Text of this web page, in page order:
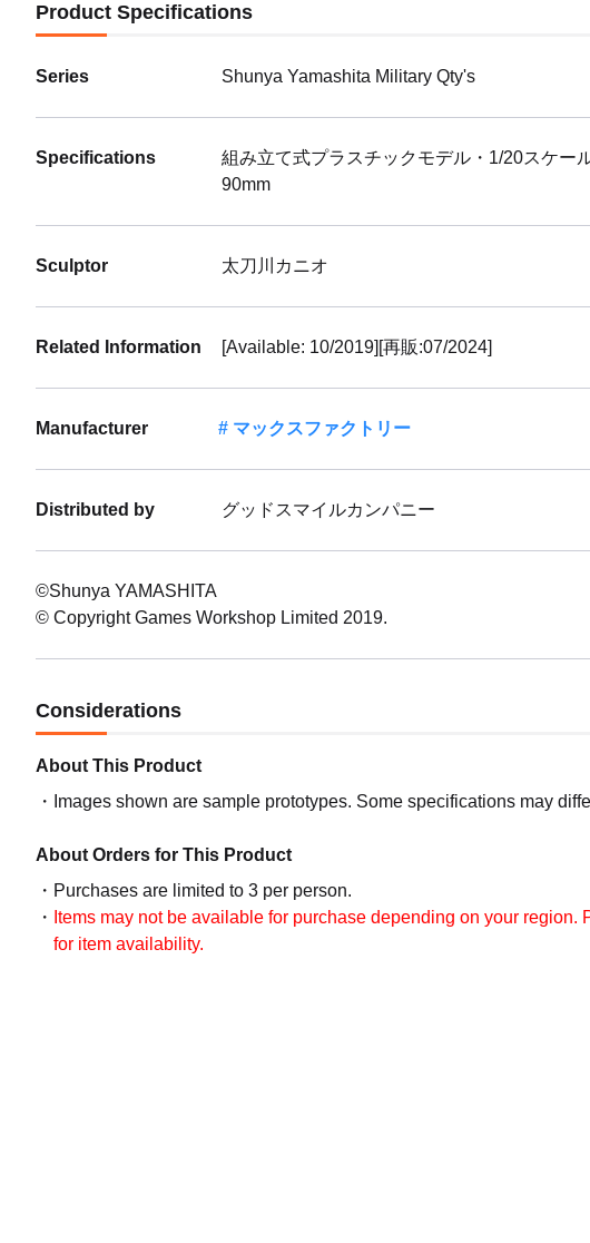
Product Specifications
Series Shunya Yamashita Military Qty's
Specifications
組み立て式プラスチックモデル・1/20スケー
90mm
Sculptor 太刀川カニオ
Related Information [Available: 10/2019][再販:07/2024]
Manufacturer マックスファクトリー
Distributed by グッドスマイルカンパニー
©Shunya YAMASHITA
© Copyright Games Workshop Limited 2019.
Considerations
About This Product
Images shown are sample prototypes. Some specifications may
About Orders for This Product
Purchases are limited to 3 per person.
Items may not be available for purchase depending on your
for item availability.